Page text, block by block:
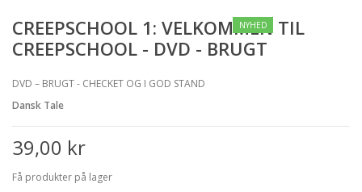
NYHED
CREEPSCHOOL 1: VELKOMMEN TIL
CREEPSCHOOL - DVD - BRUGT
DVD – BRUGT - CHECKET OG I GOD STAND
Dansk Tale
39,00 kr
Få produkter på lager